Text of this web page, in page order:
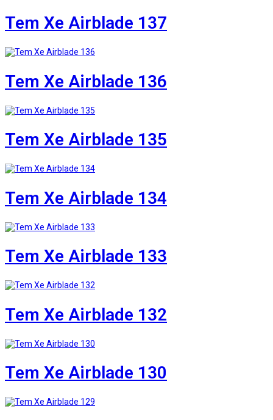
Tem Xe Airblade 137
Tem Xe Airblade 136
Tem Xe Airblade 135
Tem Xe Airblade 134
Tem Xe Airblade 133
Tem Xe Airblade 132
Tem Xe Airblade 130